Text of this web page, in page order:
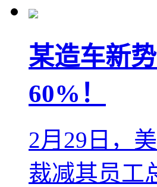
某造车新
60%！
2月29日，
裁减其员工